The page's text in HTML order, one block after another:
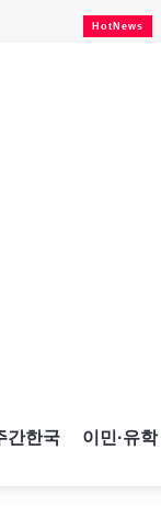
HotNews
간한국 이민·유학